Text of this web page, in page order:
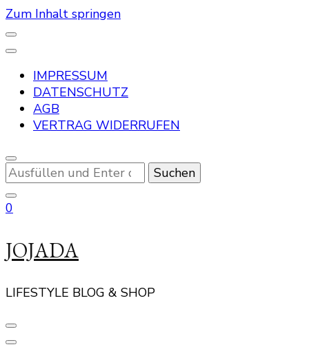
Zum Inhalt springen
IMPRESSUM
DATENSCHUTZ
AGB
VERTRAG WIDERRUFEN
Suchst
du
nach
0
JOJADA
LIFESTYLE BLOG & SHOP